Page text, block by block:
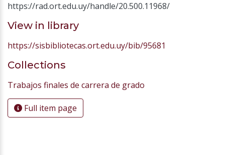
https://rad.ort.edu.uy/handle/20.500.11968/
View in library
https://sisbibliotecas.ort.edu.uy/bib/95681
Collections
Trabajos finales de carrera de grado
Full item page